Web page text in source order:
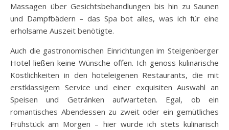
Massagen über Gesichtsbehandlungen bis hin zu Saunen
und Dampfbädern – das Spa bot alles, was ich für eine
erholsame Auszeit benötigte.
Auch die gastronomischen Einrichtungen im Steigenberger
Hotel ließen keine Wünsche offen. Ich genoss kulinarische
Köstlichkeiten in den hoteleigenen Restaurants, die mit
erstklassigem Service und einer exquisiten Auswahl an
Speisen und Getränken aufwarteten. Egal, ob ein
romantisches Abendessen zu zweit oder ein gemütliches
Frühstück am Morgen – hier wurde ich stets kulinarisch